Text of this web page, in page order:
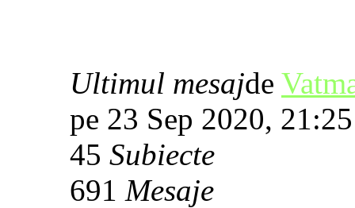
Ultimul mesajde
pe 23 Sep 2020, 21:25
45 Subiecte
691 Mesaje